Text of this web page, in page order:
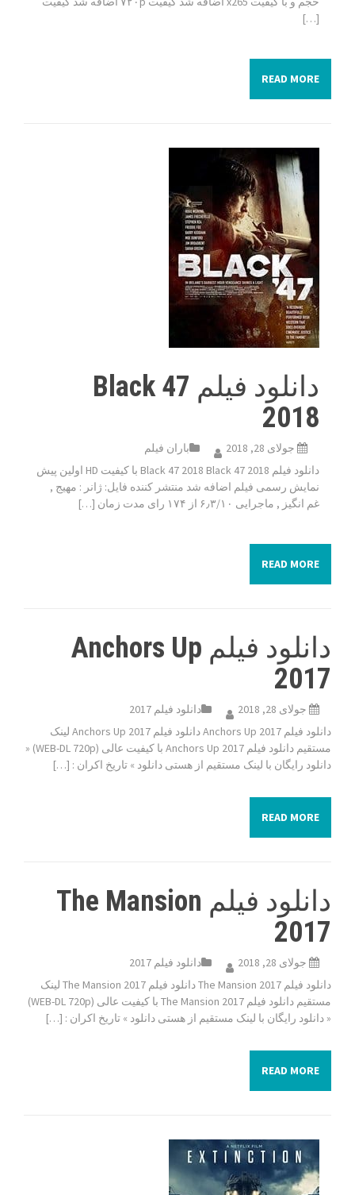
[…]
READ MORE
دانلود فیلم Black 47
2018
جولای 28, 2018
باران فیلم
دانلود فیلم Black 47 2018 Black 47 2018 با کیفیت HD اولین پیش
نمایش رسمی فیلم اضافه شد منتشر کننده فایل: ژانر : مهیج ,
غم انگیز , ماجرایی ۶٫۳/۱۰ از ۱۷۴ رای مدت زمان […]
READ MORE
دانلود فیلم Anchors Up
2017
جولای 28, 2018
دانلود فیلم 2017
دانلود فیلم Anchors Up 2017 دانلود فیلم Anchors Up 2017 لینک
مستقیم دانلود فیلم Anchors Up 2017 با کیفیت عالی (WEB-DL 720p) «
دانلود رایگان با لینک مستقیم از هستی دانلود » تاریخ اکران : […]
READ MORE
دانلود فیلم The Mansion
2017
جولای 28, 2018
دانلود فیلم 2017
دانلود فیلم The Mansion 2017 دانلود فیلم The Mansion 2017 لینک
مستقیم دانلود فیلم The Mansion 2017 با کیفیت عالی (WEB-DL 720p)
« دانلود رایگان با لینک مستقیم از هستی دانلود » تاریخ اکران : […]
READ MORE